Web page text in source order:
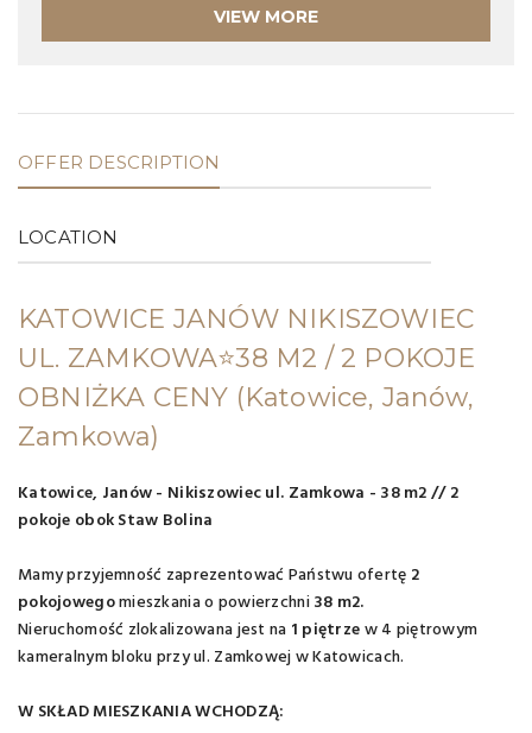
VIEW MORE
OFFER DESCRIPTION
LOCATION
KATOWICE JANÓW NIKISZOWIEC
UL. ZAMKOWA⭐38 M2 / 2 POKOJE
OBNIŻKA CENY (Katowice, Janów,
Zamkowa)
Katowice, Janów - Nikiszowiec ul. Zamkowa - 38 m2 // 2
pokoje obok Staw Bolina
Mamy przyjemność zaprezentować Państwu ofertę 2
pokojowegomieszkania o powierzchni38 m2.
Nieruchomość zlokalizowana jest na 1 piętrzew 4 piętrowym
kameralnym bloku przy ul. Zamkowej w Katowicach.
W SKŁAD MIESZKANIA WCHODZĄ: